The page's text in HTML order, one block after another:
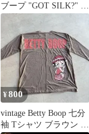
ブープ "GOT SILK?" T
シャツ
¥800
vintage Betty Boop 七分
袖 Tシャツ ブラウン 薄